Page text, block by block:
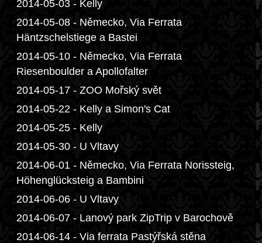
2014-05-03 - Kelly
2014-05-08 - Německo, Via Ferrata
Häntzschelstiege a Bastei
2014-05-10 - Německo, Via Ferrata
Riesenboulder a Apollofalter
2014-05-17 - ZOO Mořský svět
2014-05-22 - Kelly a Simon's Cat
2014-05-25 - Kelly
2014-05-30 - U Vltavy
2014-06-01 - Německo, Via Ferrata Norissteig,
Höhenglücksteig a Bambini
2014-06-06 - U Vltavy
2014-06-07 - Lanový park ZipTrip v Barochově
2014-06-14 - Via ferrata Pastýřská stěna